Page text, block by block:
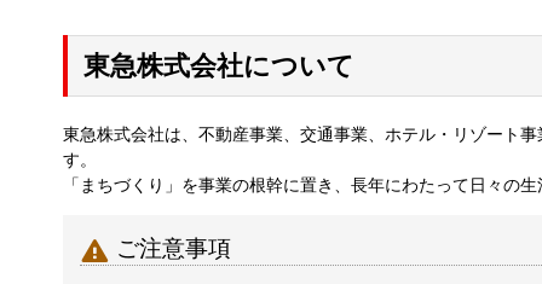
東急株式会社について
東急株式会社は、不動産事業、交通事業、ホテル・リゾート
す。
「まちづくり」を事業の根幹に置き、長年にわたって日々の
 ご注意事項